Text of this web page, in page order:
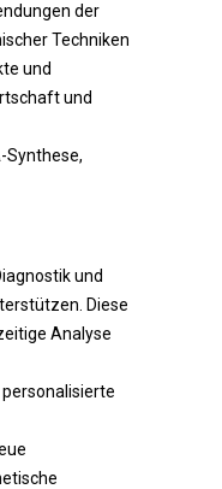
der
Techniken
und
und
Synthese,
und
Diese
Analyse